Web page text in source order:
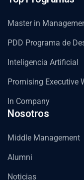
Master in
PDD Programa de
Inteligencia Artificial
Promising Executive
In Company
Nosotros
Middle Management
Alumni
Noticias